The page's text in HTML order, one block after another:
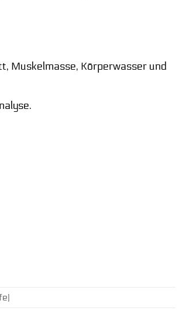
Muskelmasse, Körperwasser und